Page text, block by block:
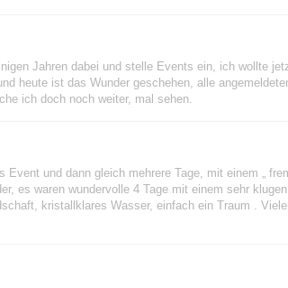
Jahren dabei und stelle Events ein, ich wollte
heute ist das Wunder geschehen, alle
ich doch noch weiter, mal sehen.
Event und dann gleich mehrere Tage, mit einem „
es waren wundervolle 4 Tage mit einem sehr
kristallklares Wasser, einfach ein Traum .